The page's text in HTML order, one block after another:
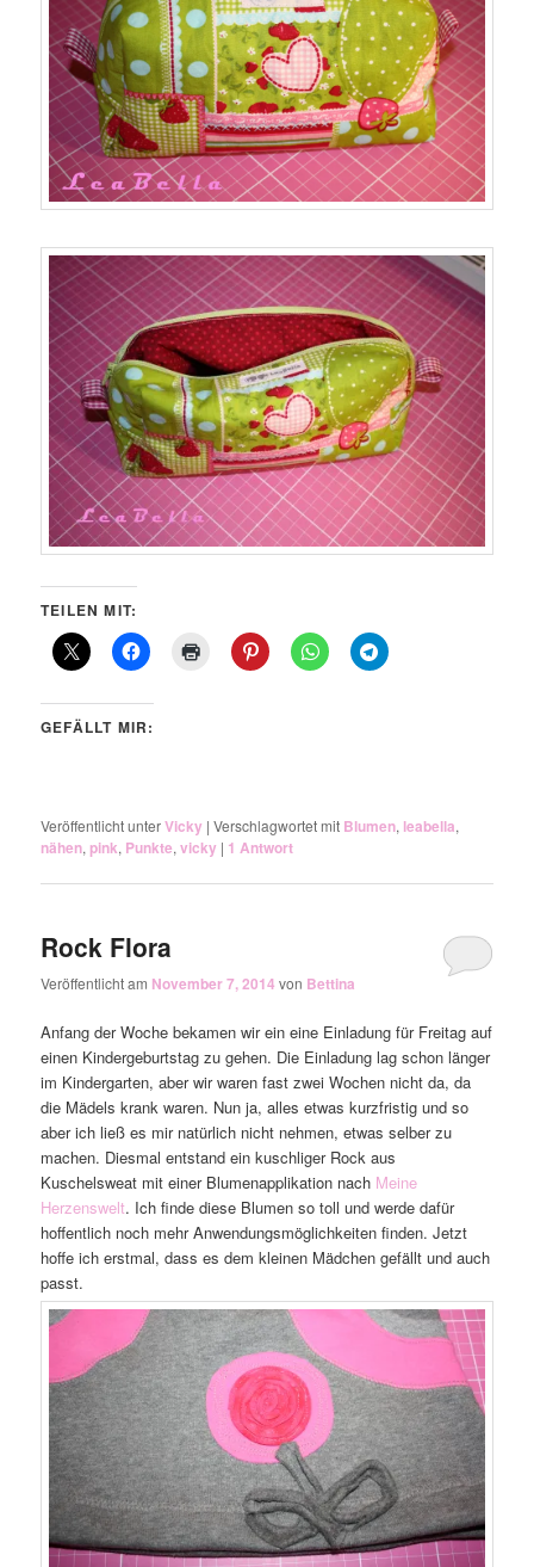
TEILEN MIT:
GEFÄLLT MIR:
Veröffentlicht unterVicky |Verschlagwortet mit Blumen, leabella,
nähen,pink, Punkte,vicky | 1 Antwort
Rock Flora
Veröffentlicht am November 7, 2014 von Bettina
Anfang der Woche bekamen wir ein eine Einladung für Freitag auf
einen Kindergeburtstag zu gehen. Die Einladung lag schon länger
im Kindergarten, aber wir waren fast zwei Wochen nicht da, da
die Mädels krank waren. Nun ja, alles etwas kurzfristig und so
aber ich ließ es mir natürlich nicht nehmen, etwas selber zu
machen. Diesmal entstand ein kuschliger Rock aus
Kuschelsweat mit einer Blumenapplikation nach Meine
Herzenswelt. Ich finde diese Blumen so toll und werde dafür
hoffentlich noch mehr Anwendungsmöglichkeiten finden. Jetzt
hoffe ich erstmal, dass es dem kleinen Mädchen gefällt und auch
passt.